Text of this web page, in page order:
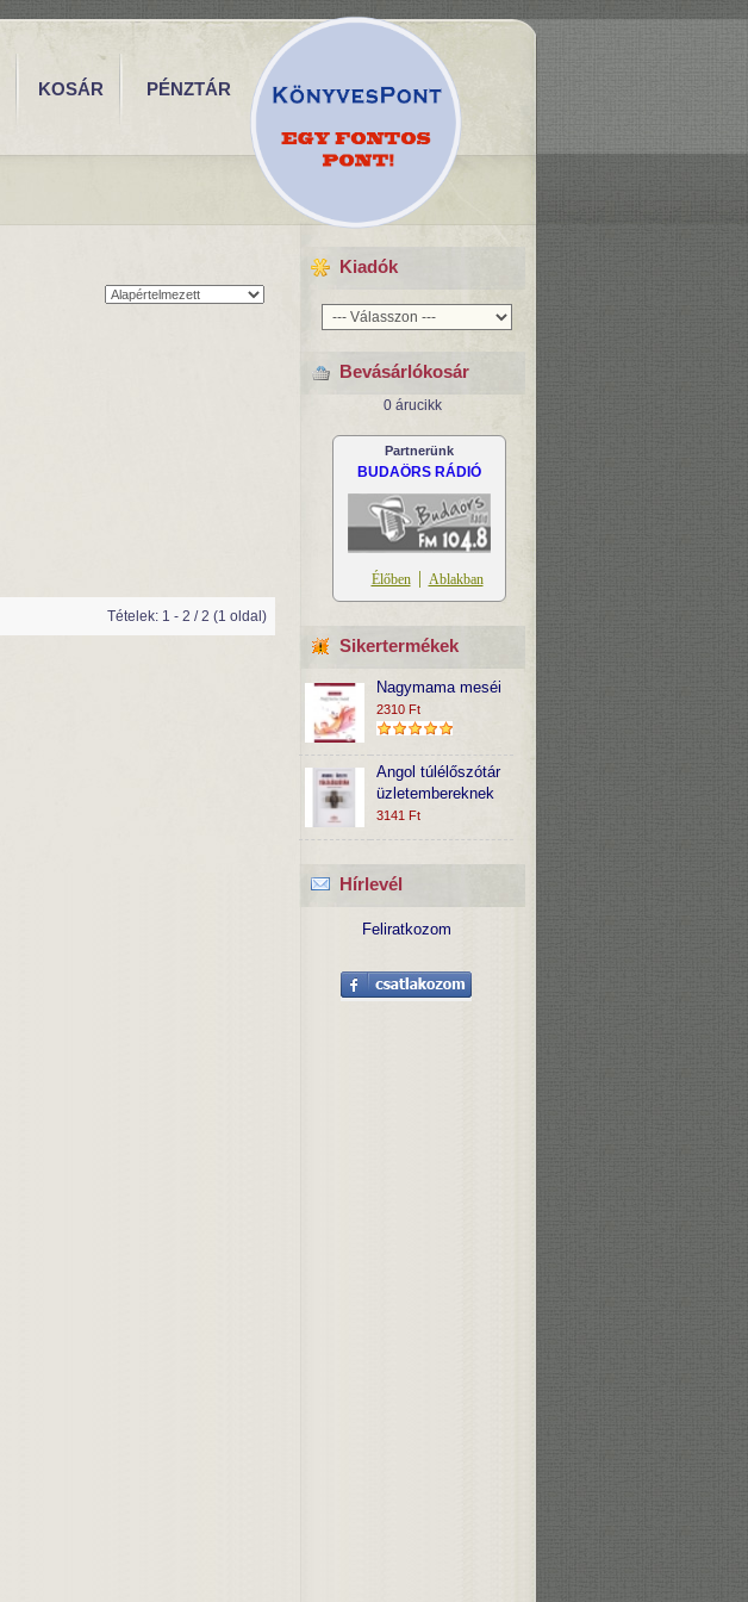
KOSÁR PÉNZTÁR
Kiadók
Bevásárlókosár
0 árucikk
Partnerünk
BUDAÖRS RÁDIÓ
Sikertermékek
Nagymama meséi
2310 Ft
Angol túlélőszótár
üzletembereknek
3141 Ft
Hírlevél
Feliratkozom
Rendezés:
Tételek: 1 - 2 / 2 (1 oldal)